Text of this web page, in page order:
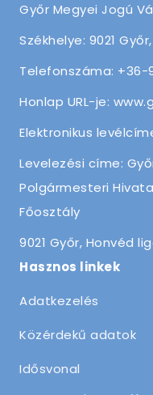
Győr Megyei Jogú
Székhelye: 9021
Telefonszáma: +36-
Honlap URL-je:
Elektronikus
Levelezési címe:
Polgármesteri
Főosztály
9021 Győr, Honvéd
Hasznos linkek
Adatkezelés
Közérdekű adatok
Idősvonal